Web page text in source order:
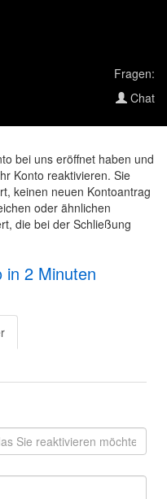
Fragen:
Chat
bei uns eröffnet haben und
Konto reaktivieren. Sie
keinen neuen Kontoantrag
oder ähnlichen
die bei der Schließung
in 2 Minuten